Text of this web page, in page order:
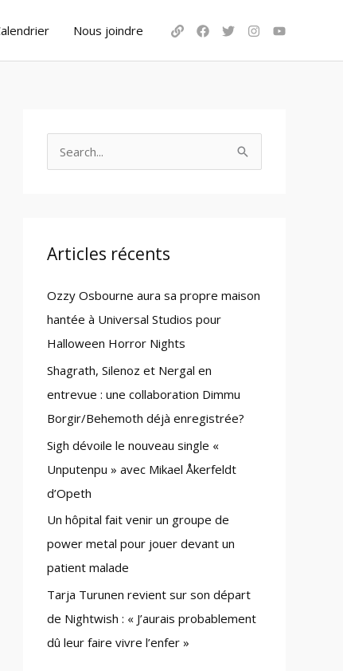
Nous joindre
c
f
o
r
:
Articles récents
Ozzy Osbourne aura sa propre maison
hantée à Universal Studios pour
Halloween Horror Nights
Shagrath, Silenoz et Nergal en
entrevue : une collaboration Dimmu
Borgir/Behemoth déjà enregistrée?
Sigh dévoile le nouveau single «
Unputenpu » avec Mikael Åkerfeldt
d’Opeth
Un hôpital fait venir un groupe de
power metal pour jouer devant un
patient malade
Tarja Turunen revient sur son départ
de Nightwish : « J’aurais probablement
dû leur faire vivre l’enfer »